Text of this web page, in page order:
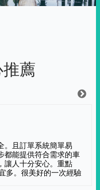
薦
。且訂單系統簡單易
都能提供符合需求的車
讓人十分安心。重點
多。很美好的一次經驗